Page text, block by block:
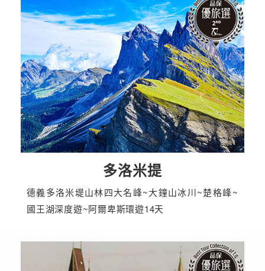
多洛米提
德義多洛米堤山林四大名峰~大鐘山冰川~楚格峰~
國王湖深度遊~阿爾卑斯環遊14天